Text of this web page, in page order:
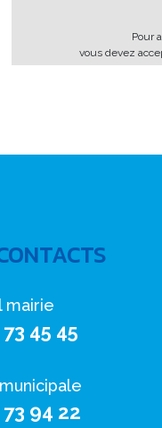
Pour
vous devez
mairie
45 45
94 22